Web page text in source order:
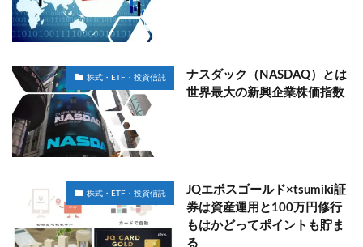
株式・ETF・投資信託
ナスダック（NASDAQ）とは
世界最大の新興企業株価指数
株式・ETF・投資信託
JQエポスゴールド×tsumiki証
券は資産運用と100万円修行
もはかどってポイントも貯ま
る